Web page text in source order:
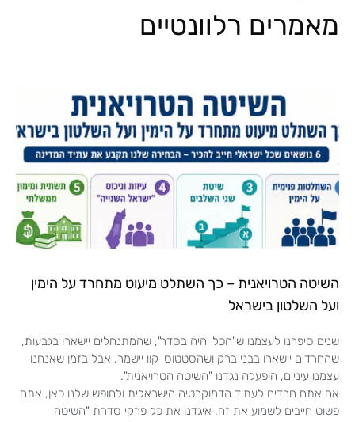
מאמרים רלוונטיים
השיטה הטרויאנית – כך השתלט מיעוט מתחרד על הימין
ועל השלטון בישראל
שנים סיפרנו לעצמנו ש"הכל יהיה בסדר", שהמתנחלים יישארו בגבעות,
שהחרדים יישארו בבני ברק ושהסטטוס-קוו יישמר. אבל בזמן שאנחנו
עצמנו עיניים, הופעלה נגדנו "השיטה הטרויאנית".
אם אתם חרדים לעתיד הדמוקרטיה הישראלית ולחופש שלנו כאן, אתם
פשוט חייבים לשמוע את זה. איגדנו את כל פרקי סדרת "השיטה